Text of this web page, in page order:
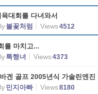
대회를 다녀와서
불꽃처럼 Views4512
를 마치고...
특행녀 Views4373
겐 골프 2005년식 가솔린엔
민지아빠 Views8180